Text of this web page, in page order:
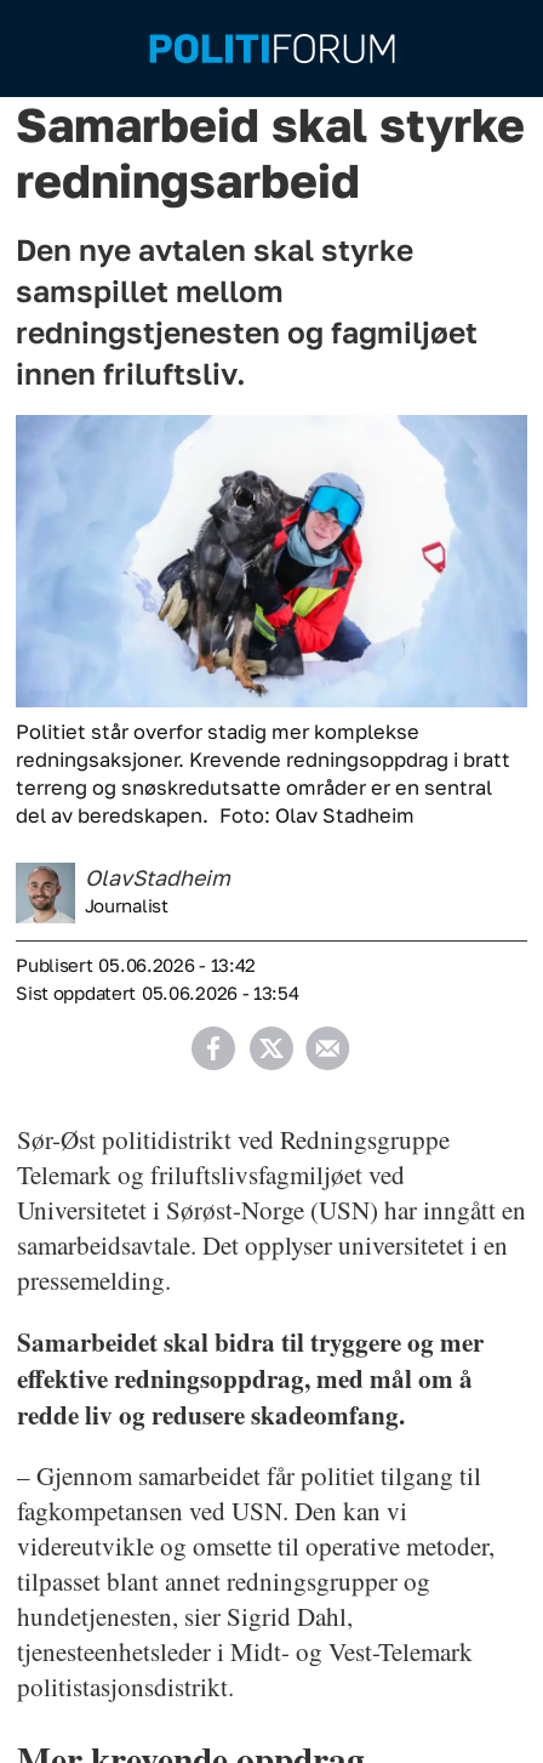
Samarbeid skal styrke
redningsarbeid
Den nye avtalen skal styrke
samspillet mellom
redningstjenesten og fagmiljøet
innen friluftsliv.
Politiet står overfor stadig mer komplekse
redningsaksjoner. Krevende redningsoppdrag i bratt
terreng og snøskredutsatte områder er en sentral
del av beredskapen. Foto: Olav Stadheim
OlavStadheim
Journalist
Publisert
05.06.2026 - 13:42
Sist oppdatert
05.06.2026 - 13:54
Sør-Øst politidistrikt ved Redningsgruppe
Telemark og friluftslivsfagmiljøet ved
Universitetet i Sørøst-Norge (USN) har inngått en
samarbeidsavtale. Det opplyser universitetet i en
pressemelding.
Samarbeidet skal bidra til tryggere og mer
effektive redningsoppdrag, med mål om å
redde liv og redusere skadeomfang.
– Gjennom samarbeidet får politiet tilgang til
fagkompetansen ved USN. Den kan vi
videreutvikle og omsette til operative metoder,
tilpasset blant annet redningsgrupper og
hundetjenesten, sier Sigrid Dahl,
tjenesteenhetsleder i Midt- og Vest-Telemark
politistasjonsdistrikt.